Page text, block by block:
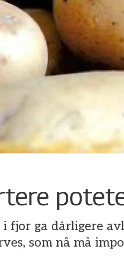
i fjor ga dårligere
som nå må